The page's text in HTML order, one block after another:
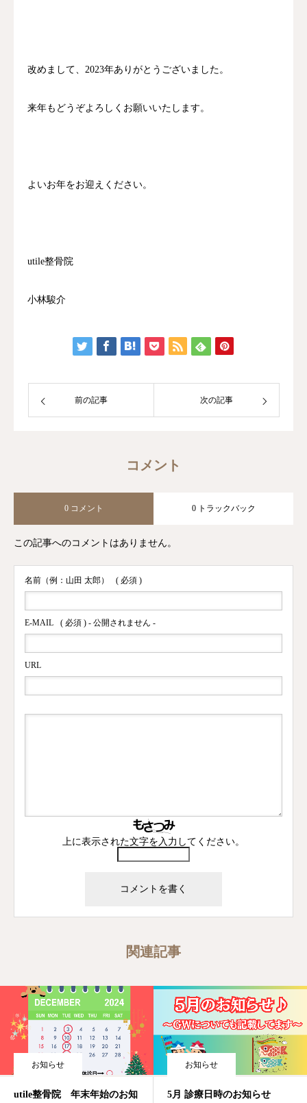
改めまして、2023年ありがとうございました。
来年もどうぞよろしくお願いいたします。
よいお年をお迎えください。
utile整骨院
小林駿介
前の記事 次の記事
コメント
0 コメント 0 トラックバック
この記事へのコメントはありません。
名前（例：山田 太郎） ( 必須 )
E-MAIL ( 必須 ) - 公開されません -
URL
上に表示された文字を入力してください。
関連記事
お知らせ
utile整骨院 年末年始のお知
お知らせ
5月 診療日時のお知らせ